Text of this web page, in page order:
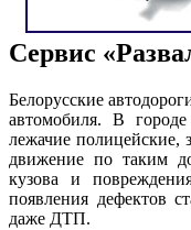
Сервис
Белорусские
автомобиля. В
лежачие полицейские,
движение по таким
кузова и
появления дефектов
даже ДТП.